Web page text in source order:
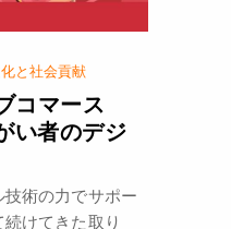
と社会貢献
コマース
い者のデジ
術の力でサポー
けてきた取り